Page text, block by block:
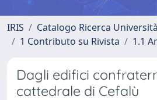
IRIS
Catalogo Ricerca
1 Contributo su Rivista
1.1
Dagli edifici
cattedrale di Cefalù